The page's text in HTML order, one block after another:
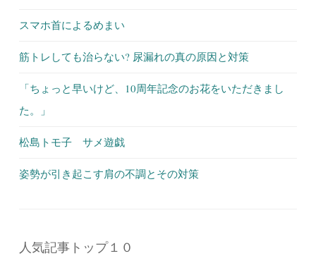
スマホ首によるめまい
筋トレしても治らない? 尿漏れの真の原因と対策
「ちょっと早いけど、10周年記念のお花をいただきまし
た。」
松島トモ子 サメ遊戯
姿勢が引き起こす肩の不調とその対策
人気記事トップ１０